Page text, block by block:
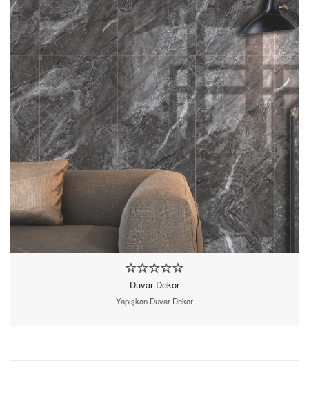
Duvar Dekor
Yapışkan Duvar Dekor